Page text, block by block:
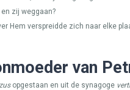
zij weggaan?
Hem verspreidde zich naar elke
van
opgestaan en uit de synagoge